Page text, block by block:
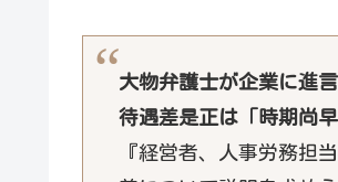
大物弁護士が企業に進言
待遇差是正は「時期尚早
『経営者、人事労務担